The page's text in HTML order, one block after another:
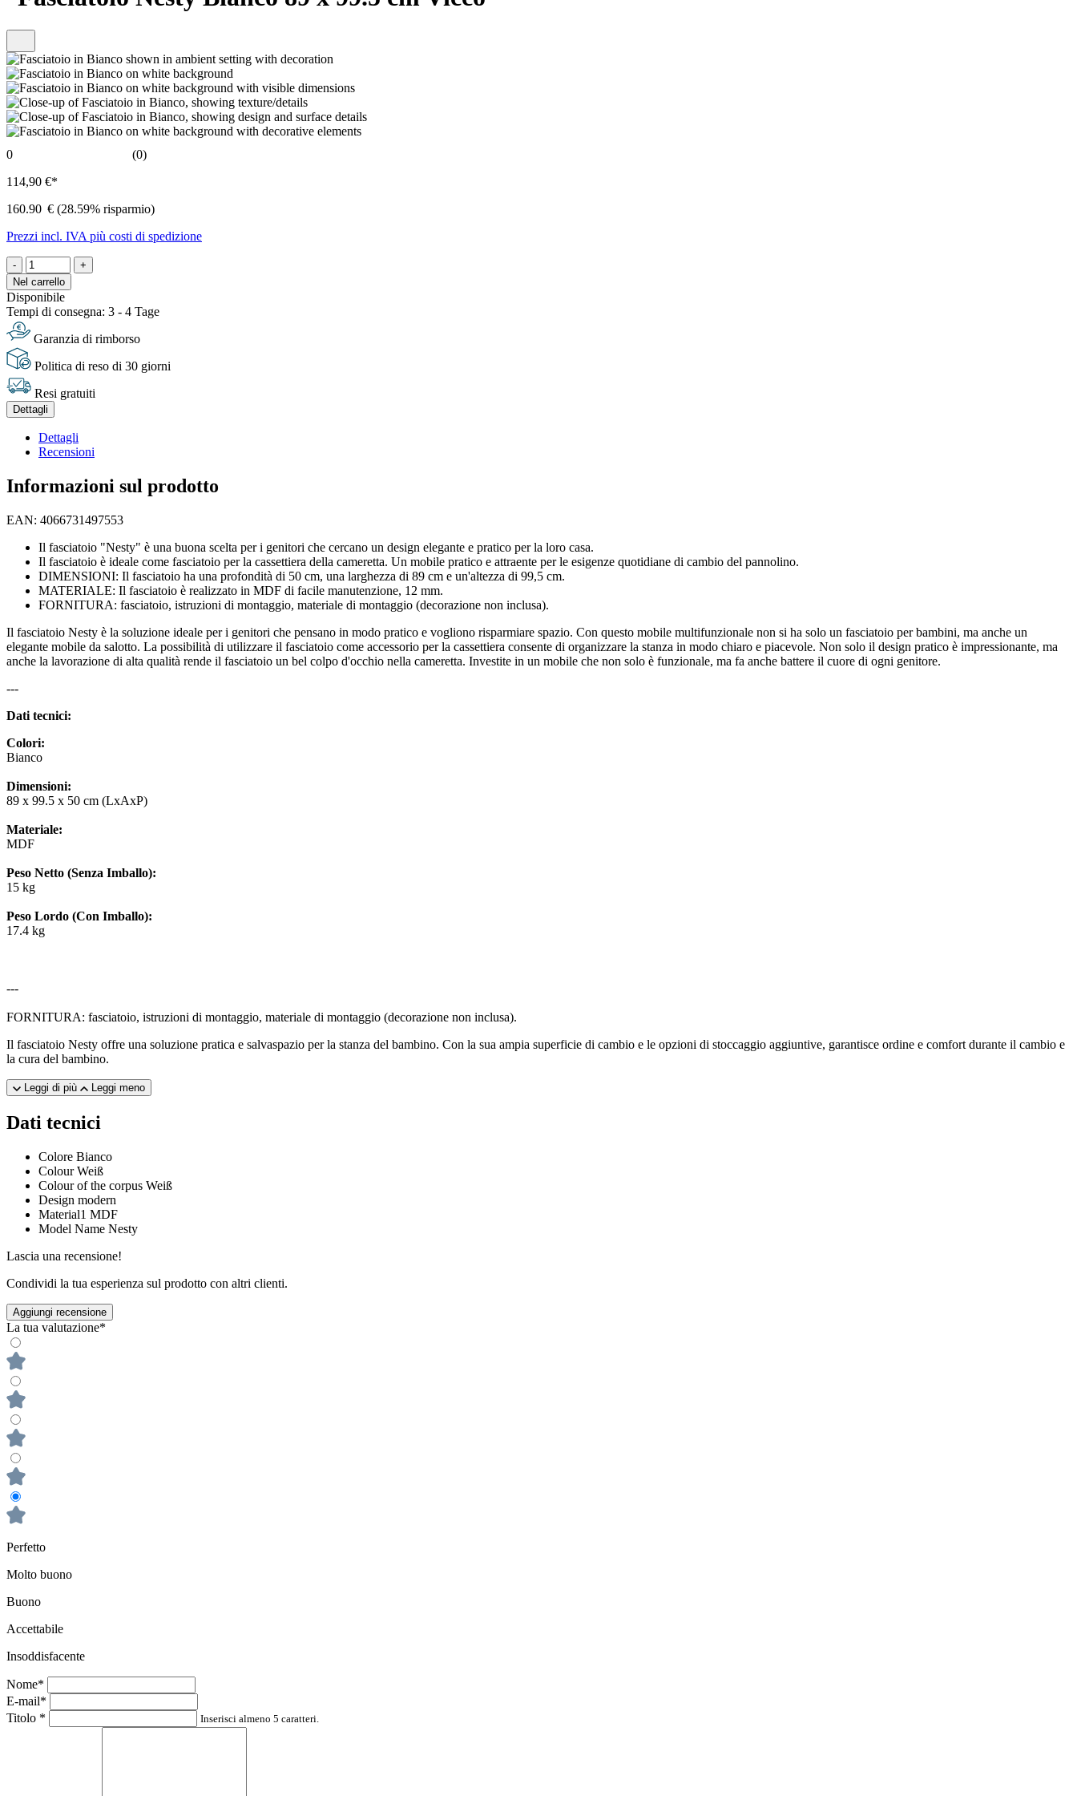
0
(0)
114,90 €*
160.90 € (28.59% risparmio)
Prezzi incl. IVA più costi di spedizione
-
+
Nel carrello
Disponibile
Tempi di consegna: 3 - 4 Tage
Garanzia di rimborso
Politica di reso di 30 giorni
Resi gratuiti
Dettagli
Dettagli
Recensioni
Informazioni sul prodotto
EAN: 4066731497553
Il fasciatoio "Nesty" è una buona scelta per i genitori che cercano un design elegante e pratico per la loro casa.
Il fasciatoio è ideale come fasciatoio per la cassettiera della cameretta. Un mobile pratico e attraente per le esigenze quotidiane di cambio del pannolino.
DIMENSIONI: Il fasciatoio ha una profondità di 50 cm, una larghezza di 89 cm e un'altezza di 99,5 cm.
MATERIALE: Il fasciatoio è realizzato in MDF di facile manutenzione, 12 mm.
FORNITURA: fasciatoio, istruzioni di montaggio, materiale di montaggio (decorazione non inclusa).
Il fasciatoio Nesty è la soluzione ideale per i genitori che pensano in modo pratico e vogliono risparmiare spazio. Con questo mobile multifunzionale non si ha solo un fasciatoio per bambini, ma anche un
elegante mobile da salotto. La possibilità di utilizzare il fasciatoio come accessorio per la cassettiera consente di organizzare la stanza in modo chiaro e piacevole. Non solo il design pratico è impressionante, ma
anche la lavorazione di alta qualità rende il fasciatoio un bel colpo d'occhio nella cameretta. Investite in un mobile che non solo è funzionale, ma fa anche battere il cuore di ogni genitore.
---
Dati tecnici:
Colori:
Bianco
Dimensioni:
89 x 99.5 x 50 cm (LxAxP)
Materiale:
MDF
Peso Netto (Senza Imballo):
15 kg
Peso Lordo (Con Imballo):
17.4 kg
---
FORNITURA: fasciatoio, istruzioni di montaggio, materiale di montaggio (decorazione non inclusa).
Il fasciatoio Nesty offre una soluzione pratica e salvaspazio per la stanza del bambino. Con la sua ampia superficie di cambio e le opzioni di stoccaggio aggiuntive, garantisce ordine e comfort durante il cambio e
la cura del bambino.
Leggi di più Leggi meno
Dati tecnici
Colore Bianco
Colour Weiß
Colour of the corpus Weiß
Design modern
Material1 MDF
Model Name Nesty
Lascia una recensione!
Condividi la tua esperienza sul prodotto con altri clienti.
Aggiungi recensione
La tua valutazione*
Perfetto
Molto buono
Buono
Accettabile
Insoddisfacente
Nome*
E-mail*
Titolo * Inserisci almeno 5 caratteri.